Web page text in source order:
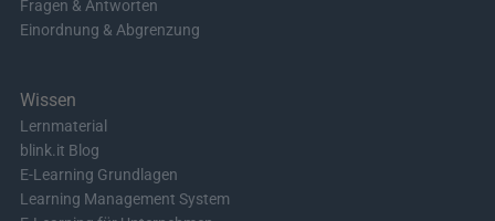
Fragen & Antworten
Einordnung & Abgrenzung
Wissen
Lernmaterial
blink.it Blog
E-Learning Grundlagen
Learning Management System